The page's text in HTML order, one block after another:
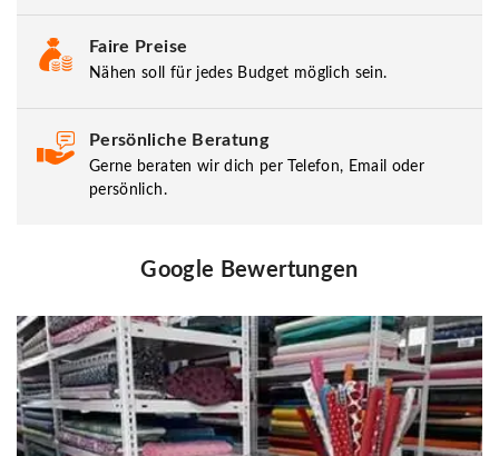
Faire Preise
Nähen soll für jedes Budget möglich sein.
Persönliche Beratung
Gerne beraten wir dich per Telefon, Email oder
persönlich.
Google Bewertungen